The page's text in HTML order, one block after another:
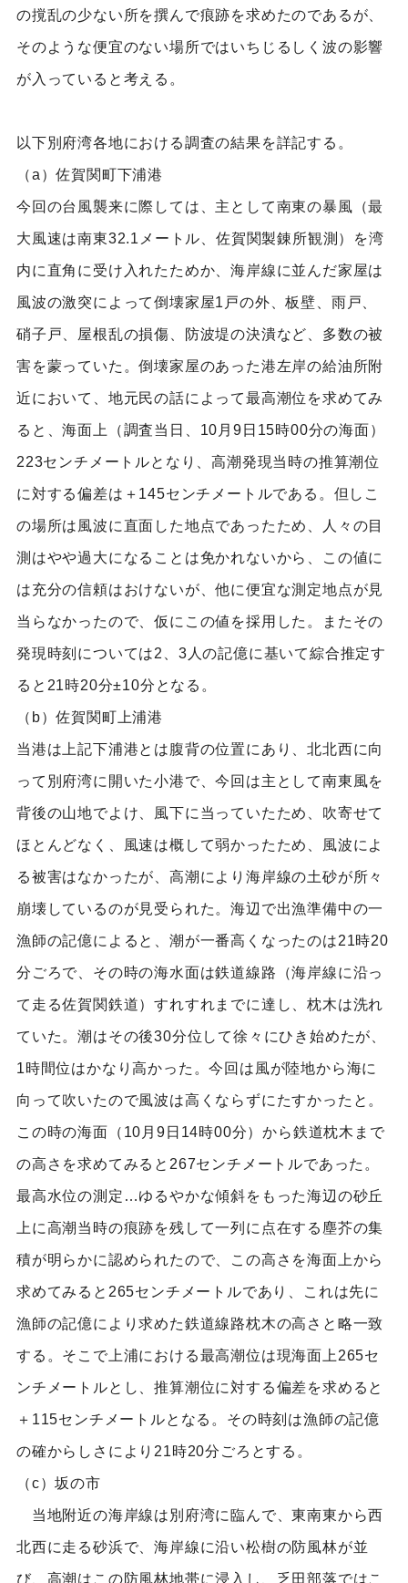
の撹乱の少ない所を撰んで痕跡を求めたのであるが、
そのような便宜のない場所ではいちじるしく波の影響
が入っていると考える。
以下別府湾各地における調査の結果を詳記する。
（a）佐賀関町下浦港
今回の台風襲来に際しては、主として南東の暴風（最
大風速は南東32.1メートル、佐賀関製錬所観測）を湾
内に直角に受け入れたためか、海岸線に並んだ家屋は
風波の激突によって倒壊家屋1戸の外、板壁、雨戸、
硝子戸、屋根乱の損傷、防波堤の決潰など、多数の被
害を蒙っていた。倒壊家屋のあった港左岸の給油所附
近において、地元民の話によって最高潮位を求めてみ
ると、海面上（調査当日、10月9日15時00分の海面）
223センチメートルとなり、高潮発現当時の推算潮位
に対する偏差は＋145センチメートルである。但しこ
の場所は風波に直面した地点であったため、人々の目
測はやや過大になることは免かれないから、この値に
は充分の信頼はおけないが、他に便宜な測定地点が見
当らなかったので、仮にこの値を採用した。またその
発現時刻については2、3人の記億に基いて綜合推定す
ると21時20分±10分となる。
（b）佐賀関町上浦港
当港は上記下浦港とは腹背の位置にあり、北北西に向
って別府湾に開いた小港で、今回は主として南東風を
背後の山地でよけ、風下に当っていたため、吹寄せて
ほとんどなく、風速は概して弱かったため、風波によ
る被害はなかったが、高潮により海岸線の土砂が所々
崩壊しているのが見受られた。海辺で出漁準備中の一
漁師の記億によると、潮が一番高くなったのは21時20
分ごろで、その時の海水面は鉄道線路（海岸線に沿っ
て走る佐賀関鉄道）すれすれまでに達し、枕木は洗れ
ていた。潮はその後30分位して徐々にひき始めたが、
1時間位はかなり高かった。今回は風が陸地から海に
向って吹いたので風波は高くならずにたすかったと。
この時の海面（10月9日14時00分）から鉄道枕木まで
の高さを求めてみると267センチメートルであった。
最高水位の測定…ゆるやかな傾斜をもった海辺の砂丘
上に高潮当時の痕跡を残して一列に点在する塵芥の集
積が明らかに認められたので、この高さを海面上から
求めてみると265センチメートルであり、これは先に
漁師の記億により求めた鉄道線路枕木の高さと略一致
する。そこで上浦における最高潮位は現海面上265セ
ンチメートルとし、推算潮位に対する偏差を求めると
＋115センチメートルとなる。その時刻は漁師の記億
の確からしさにより21時20分ごろとする。
（c）坂の市
当地附近の海岸線は別府湾に臨んで、東南東から西
北西に走る砂浜で、海岸線に沿い松樹の防風林が並
び、高潮はこの防風林地帯に浸入し、乏田部落ではこ